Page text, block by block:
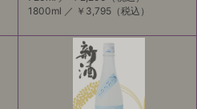
1800ml ／ ￥3,795（税込）